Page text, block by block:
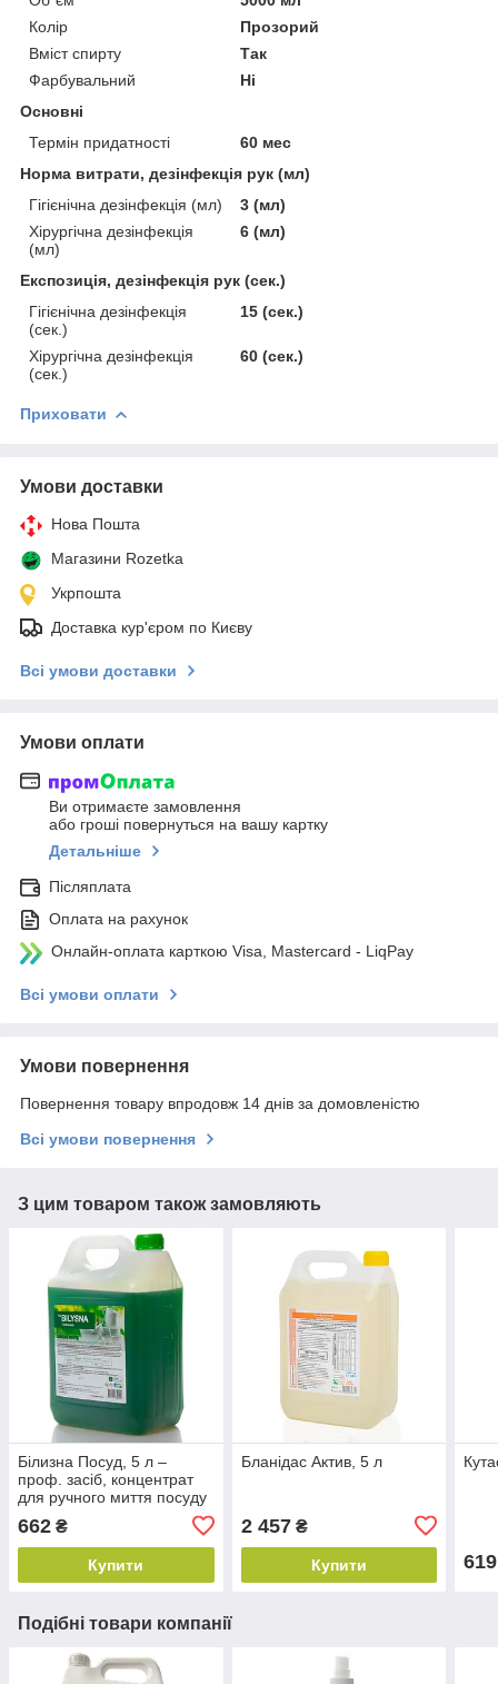
Колір
Прозорий
Вміст спирту
Так
Фарбувальний
Ні
Основні
Термін придатності
60 мес
Норма витрати, дезінфекція рук (мл)
Гігієнічна дезінфекція (мл)
3 (мл)
Хірургічна дезінфекція
(мл)
6 (мл)
Експозиція, дезінфекція рук (сек.)
Гігієнічна дезінфекція
(сек.)
15 (сек.)
Хірургічна дезінфекція
(сек.)
60 (сек.)
Приховати
Умови доставки
Нова Пошта
Магазини Rozetka
Укрпошта
Доставка кур'єром по Києву
Всі умови доставки
Умови оплати
Ви отримаєте замовлення
або гроші повернуться на вашу картку
Детальніше
Післяплата
Оплата на рахунок
Онлайн-оплата карткою Visa, Mastercard - LiqPay
Всі умови оплати
Умови повернення
Повернення товару впродовж 14 днів за домовленістю
Всі умови повернення
З цим товаром також замовляють
Білизна Посуд, 5 л –
проф. засіб, концентрат
для ручного миття посуду
662 ₴
Купити
Бланідас Актив, 5 л
2 457₴
Купити 619
Подібні товари компанії